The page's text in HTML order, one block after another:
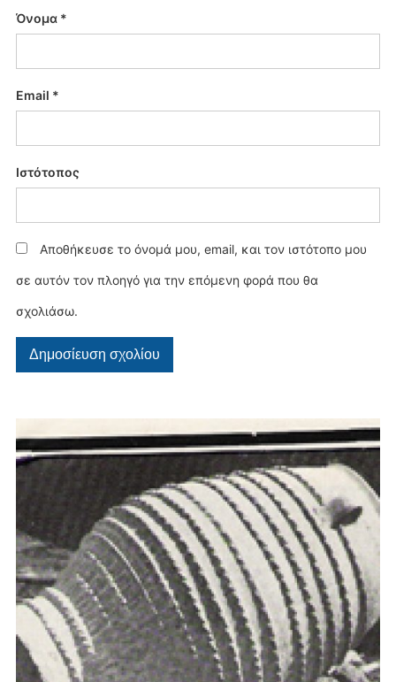
Όνομα *
Email *
Ιστότοπος
Αποθήκευσε το όνομά μου, email, και τον ιστότοπο μου
σε αυτόν τον πλοηγό για την επόμενη φορά που θα
σχολιάσω.